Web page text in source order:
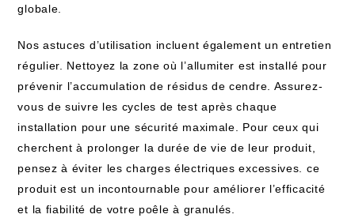
globale.
Nos astuces d’utilisation incluent également un entretien
régulier. Nettoyez la zone où l’allumiter est installé pour
prévenir l’accumulation de résidus de cendre. Assurez-
vous de suivre les cycles de test après chaque
installation pour une sécurité maximale. Pour ceux qui
cherchent à prolonger la durée de vie de leur produit,
pensez à éviter les charges électriques excessives. ce
produit est un incontournable pour améliorer l’efficacité
et la fiabilité de votre poêle à granulés.